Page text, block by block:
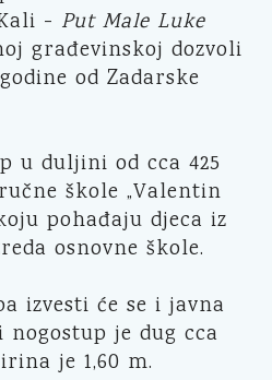
- Put Male Luke
građevinskoj dozvoli
od Zadarske
u duljini od cca 425
škole „Valentin
pohađaju djeca iz
osnovne škole.
izvesti će se i javna
je dug cca
je 1,60 m.